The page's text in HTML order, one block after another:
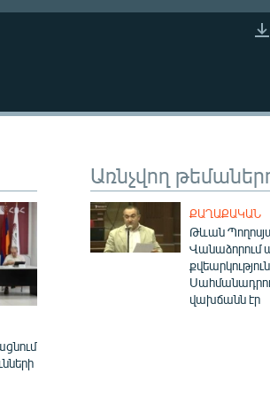
Առնչվող
ՔԱՂԱՔԱԿԱՆ
Թևան
Վանաձորում
վախճանն էր